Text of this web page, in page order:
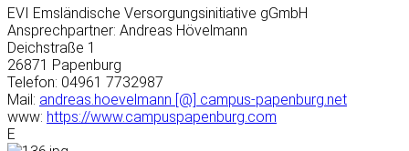
EVI Emsländische Versorgungsinitiative gGmbH
Ansprechpartner: Andreas Hövelmann
Deichstraße 1
26871 Papenburg
Telefon: 04961 7732987
Mail: andreas.hoevelmann [@] campus-papenburg.net
www: https://www.campuspapenburg.com
E